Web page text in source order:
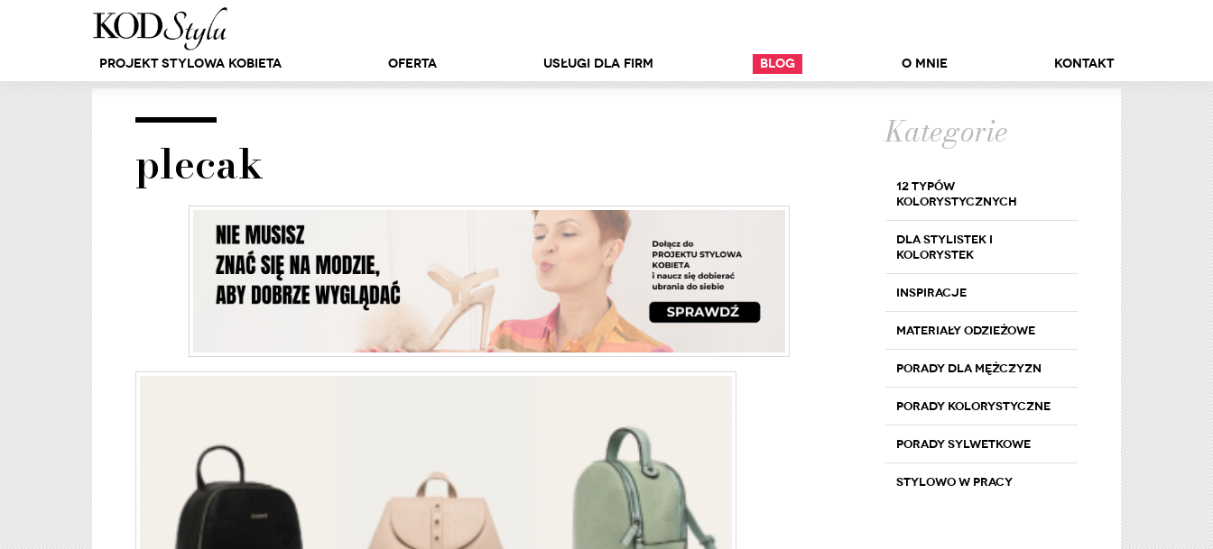
Projekt Stylowa Kobieta Oferta Usługi dla firm Blog O mnie Kontakt
plecak
Kategorie
12 typów
kolorystycznych
Dla stylistek i
kolorystek
Inspiracje
Materiały odzieżowe
Porady dla mężczyzn
Porady kolorystyczne
Porady sylwetkowe
Stylowo w pracy